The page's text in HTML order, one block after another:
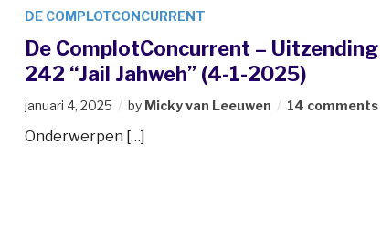
DE COMPLOTCONCURRENT
De ComplotConcurrent – Uitzending
242 “Jail Jahweh” (4-1-2025)
januari 4, 2025 by Micky van Leeuwen 14 comments
Onderwerpen […]